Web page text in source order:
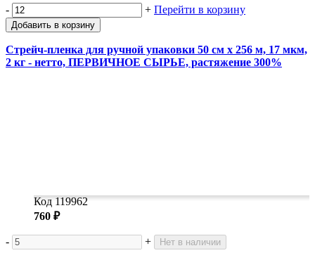
- + Перейти в корзину
Добавить в корзину
Стрейч-пленка для ручной упаковки 50 см х 256 м, 17 мкм,
2 кг - нетто, ПЕРВИЧНОЕ СЫРЬЕ, растяжение 300%
Код 119962
760 ₽
- + Нет в наличии